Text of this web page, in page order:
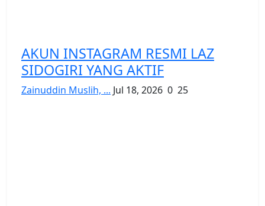
AKUN INSTAGRAM RESMI LAZ
SIDOGIRI YANG AKTIF
Zainuddin Muslih, ... Jul 18, 2026 0 25